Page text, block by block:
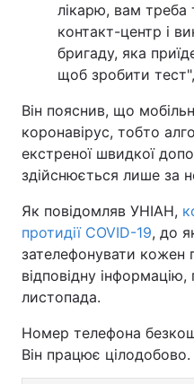
лікарю, вам треба
контакт-центр і
бригаду, яка
щоб зробити
Він пояснив, що
коронавірус, тобто
екстреної швидкої
здійснюється лише за
Як повідомляв УНІАН,
протидії COVID-19, до
зателефонувати кожен
відповідну
листопада.
Номер телефона
Він працює цілодобово.